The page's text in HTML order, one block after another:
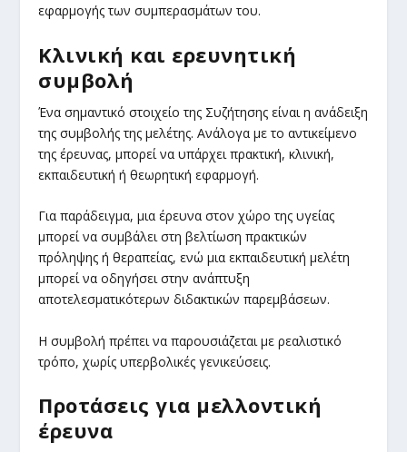
εφαρμογής των συμπερασμάτων του.
Κλινική και ερευνητική
συμβολή
Ένα σημαντικό στοιχείο της Συζήτησης είναι η ανάδειξη
της συμβολής της μελέτης. Ανάλογα με το αντικείμενο
της έρευνας, μπορεί να υπάρχει πρακτική, κλινική,
εκπαιδευτική ή θεωρητική εφαρμογή.
Για παράδειγμα, μια έρευνα στον χώρο της υγείας
μπορεί να συμβάλει στη βελτίωση πρακτικών
πρόληψης ή θεραπείας, ενώ μια εκπαιδευτική μελέτη
μπορεί να οδηγήσει στην ανάπτυξη
αποτελεσματικότερων διδακτικών παρεμβάσεων.
Η συμβολή πρέπει να παρουσιάζεται με ρεαλιστικό
τρόπο, χωρίς υπερβολικές γενικεύσεις.
Προτάσεις για μελλοντική
έρευνα